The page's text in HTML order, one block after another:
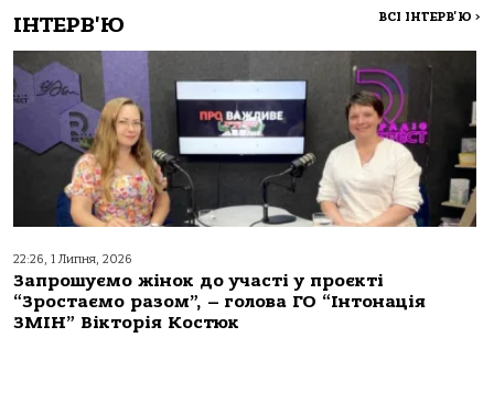
ІНТЕРВ'Ю ВСІ ІНТЕРВ'Ю >
22:26, 1 Липня, 2026
Запрошуємо жінок до участі у проєкті
“Зростаємо разом”, – голова ГО “Інтонація
ЗМІН” Вікторія Костюк